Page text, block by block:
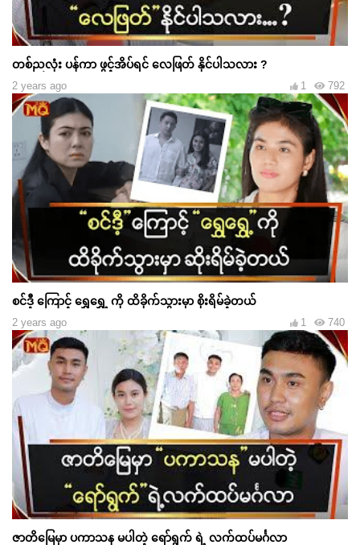
တစ်ညလုံး ပန်ကာ ဖွင့်အိပ်ရင် လေဖြတ် နိုင်ပါသလား ?
2 years ago 792
1
စင်ဒီ့ ကြောင့် ရွှေရွှေ့ ကို ထိခိုက်သွားမှာ စိုးရိမ်ခဲ့တယ်
2 years ago 740
1
ဇာတိမြေမှာ ပကာသန မပါတဲ့ ရော်ရွက် ရဲ့ လက်ထပ်မင်္ဂလာ